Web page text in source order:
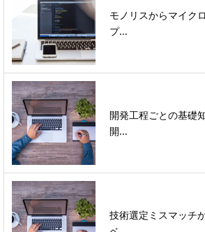
モノリスからマイク
プ...
開発工程ごとの基礎
開...
技術選定ミスマッチ